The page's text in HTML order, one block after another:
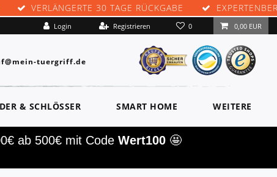
VERLÄNGERTE 30 TAGE RÜCKGABE
Login Registrieren 0 0,00 EUR
tuergriff.de
& SCHLÖSSER SMART HOME WEITERE
ab 500€ mit Code Wert100🤩